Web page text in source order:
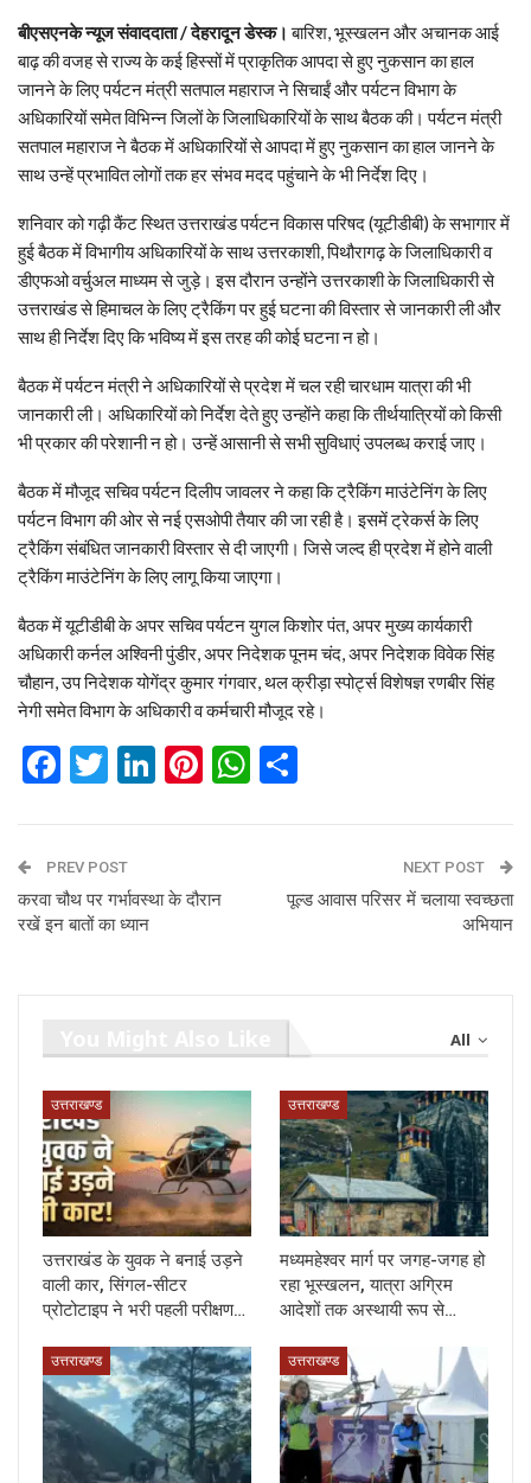
बीएसएनके न्यूज संवाददाता / देहरादून डेस्क। बारिश, भूस्खलन और अचानक आई
बाढ़ की वजह से राज्य के कई हिस्सों में प्राकृतिक आपदा से हुए नुकसान का हाल
जानने के लिए पर्यटन मंत्री सतपाल महाराज ने सिचाईं और पर्यटन विभाग के
अधिकारियों समेत विभिन्न जिलों के जिलाधिकारियों के साथ बैठक की। पर्यटन मंत्री
सतपाल महाराज ने बैठक में अधिकारियों से आपदा में हुए नुकसान का हाल जानने के
साथ उन्हें प्रभावित लोगों तक हर संभव मदद पहुंचाने के भी निर्देश दिए।
शनिवार को गढ़ी कैंट स्थित उत्तराखंड पर्यटन विकास परिषद (यूटीडीबी) के सभागार में
हुई बैठक में विभागीय अधिकारियों के साथ उत्तरकाशी, पिथौरागढ़ के जिलाधिकारी व
डीएफओ वर्चुअल माध्यम से जुड़े। इस दौरान उन्होंने उत्तरकाशी के जिलाधिकारी से
उत्तराखंड से हिमाचल के लिए ट्रैकिंग पर हुई घटना की विस्तार से जानकारी ली और
साथ ही निर्देश दिए कि भविष्य में इस तरह की कोई घटना न हो।
बैठक में पर्यटन मंत्री ने अधिकारियों से प्रदेश में चल रही चारधाम यात्रा की भी
जानकारी ली। अधिकारियों को निर्देश देते हुए उन्होंने कहा कि तीर्थयात्रियों को किसी
भी प्रकार की परेशानी न हो। उन्हें आसानी से सभी सुविधाएं उपलब्ध कराई जाए।
बैठक में मौजूद सचिव पर्यटन दिलीप जावलर ने कहा कि ट्रैकिंग माउंटेनिंग के लिए
पर्यटन विभाग की ओर से नई एसओपी तैयार की जा रही है। इसमें ट्रेकर्स के लिए
ट्रैकिंग संबंधित जानकारी विस्तार से दी जाएगी। जिसे जल्द ही प्रदेश में होने वाली
ट्रैकिंग माउं‌टेनिंग के लिए लागू किया जाएगा।
बैठक में यूटीडीबी के अपर सचिव पर्यटन युगल किशोर पंत, अपर मुख्य कार्यकारी
अधिकारी कर्नल अश्विनी पुंडीर, अपर निदेशक पूनम चंद, अपर निदेशक विवेक सिंह
चौहान, उप निदेशक योगेंद्र कुमार गंगवार, थल क्रीड़ा स्पोर्ट्स विशेषज्ञ रणबीर सिंह
नेगी समेत विभाग के अधिकारी व कर्मचारी मौजूद रहे।
Facebook
Twitter
LinkedIn
Pinterest
WhatsApp
PREV POST
करवा चौथ पर गर्भावस्था के दौरान
रखें इन बातों का ध्यान
NEXT POST
पूल्ड आवास परिसर में चलाया स्वच्छता
अभियान
All
उत्तराखण्ड
उत्तराखंड के युवक ने बनाई उड़ने
वाली कार, सिंगल-सीटर
प्रोटोटाइप ने भरी पहली परीक्षण…
उत्तराखण्ड
मध्यमहेश्वर मार्ग पर जगह-जगह हो
रहा भूस्खलन, यात्रा अग्रिम
आदेशों तक अस्थायी रूप से…
उत्तराखण्ड उत्तराखण्ड